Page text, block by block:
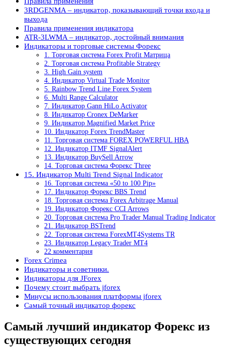
3RDGENMA – индикатор, показывающий точки входа и
выхода
Правила применения индикатора
ATR-3LWMA – индикатор, достойный внимания
Индикаторы и торговые системы Форекс
1. Торговая система Forex Profit Матрица
2. Торговая система Profitable Strategy
3. High Gain system
4. Индикатор Virtual Trade Monitor
5. Rainbow Trend Line Forex System
6. Multi Range Calculator
7. Индикатор Gann HiLo Activator
8. Индикатор Cronex DeMarker
9. Индикатор Magnified Market Price
10. Индикатор Forex TrendMaster
11. Торговая система FOREX POWERFUL HBA
12. Индикатор ITMF SignalAlert
13. Индикатор BuySell Arrow
14. Торговая система Форекс Three
15. Индикатор Multi Trend Signal Indicator
16. Торговая система «50 to 100 Pip»
17. Индикатор Форекс BBS Trend
18. Торговая система Forex Arbitrage Manual
19. Индикатор Форекс CCI Arrows
20. Торговая система Pro Trader Manual Trading Indicator
21. Индикатор BSTrend
22. Торговая система ForexMT4Systems TR
23. Индикатор Legacy Trader MT4
22 комментария
Forex Crimea
Индикаторы и советники.
Индикаторы для JForex
Почему стоит выбрать jforex
Минусы использования платформы jforex
Самый точный индикатор форекс
Самый лучший индикатор Форекс из
существующих сегодня